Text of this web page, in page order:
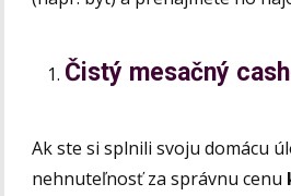
Čistý mesačný
Ak ste si splnili svoju domácu
nehnuteľnosť za správnu cenu